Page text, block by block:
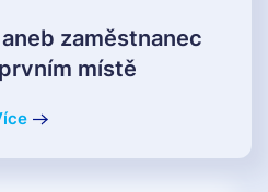
zaměstnanec
místě